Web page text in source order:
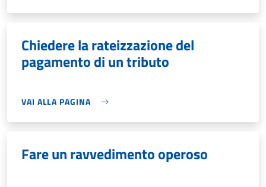
Chiedere la rateizzazione del
pagamento di un tributo
VAI ALLA PAGINA
Fare un ravvedimento operoso